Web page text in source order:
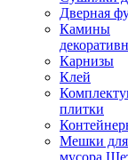
Дверная
Камины
Карнизы
Клей
плитки
Мешки для